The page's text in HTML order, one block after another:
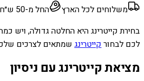
משלוחים לכל הארץ
החל מ-50 ש״ח למנה
בחירת קייטרינג היא החלטה גדולה, ויש
לכם לבחורקייטרינג שמתאים לצרכים
מציאת קייטרינג עם ניסיון